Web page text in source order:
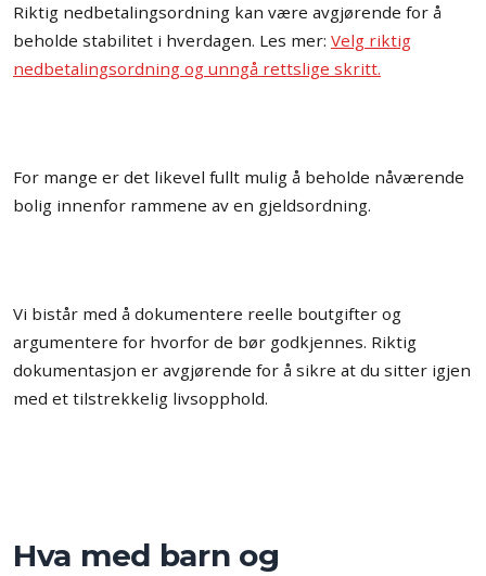
Riktig nedbetalingsordning kan være avgjørende for å
beholde stabilitet i hverdagen. Les mer: Velg riktig
nedbetalingsordning og unngå rettslige skritt.
For mange er det likevel fullt mulig å beholde nåværende
bolig innenfor rammene av en gjeldsordning.
Vi bistår med å dokumentere reelle boutgifter og
argumentere for hvorfor de bør godkjennes. Riktig
dokumentasjon er avgjørende for å sikre at du sitter igjen
med et tilstrekkelig livsopphold.
Hva med barn og